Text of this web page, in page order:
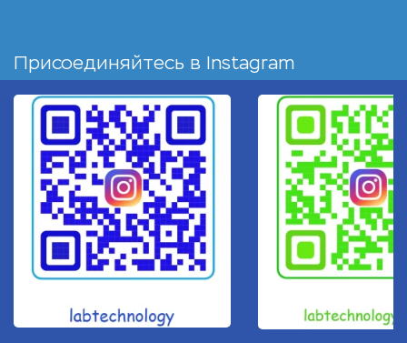
Присоединяйтесь в Instagram